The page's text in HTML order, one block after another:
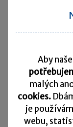
na jehož
ledna 2024
Daňové
uplatnit již od
studia.
Aby
malých
cookies.
je
webu,